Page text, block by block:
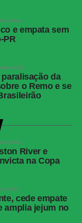
Viveros (Rivaldo)
Odair
jogo de volta
no gramado e
atrás
e empata sem
PR
atrás
da
o Remo e se
atrás
River e
na Copa
atrás
cede empate
amplia jejum no